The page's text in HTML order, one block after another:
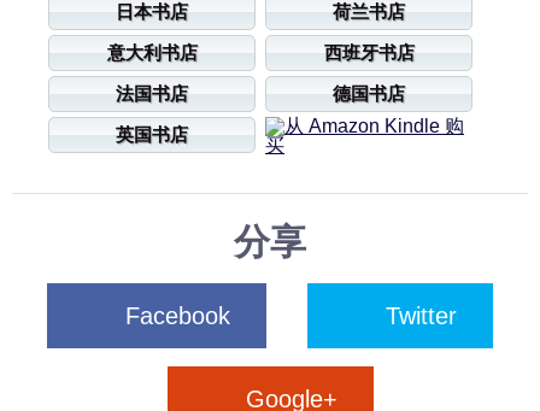
日本书店
荷兰书店
意大利书店
西班牙书店
法国书店
德国书店
英国书店
分享
Facebook Twitter
Google+